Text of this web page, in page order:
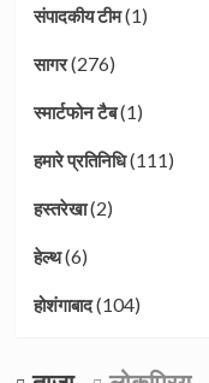
संपादकीय टीम(1)
सागर(276)
स्मार्टफोन टैब(1)
हमारे प्रतिनिधि(111)
हस्तरेखा(2)
हेल्थ(6)
होशंगाबाद(104)